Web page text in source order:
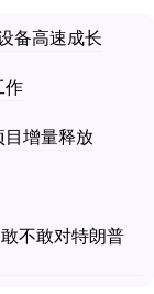
备高速成长
作
增量释放
不敢对特朗普